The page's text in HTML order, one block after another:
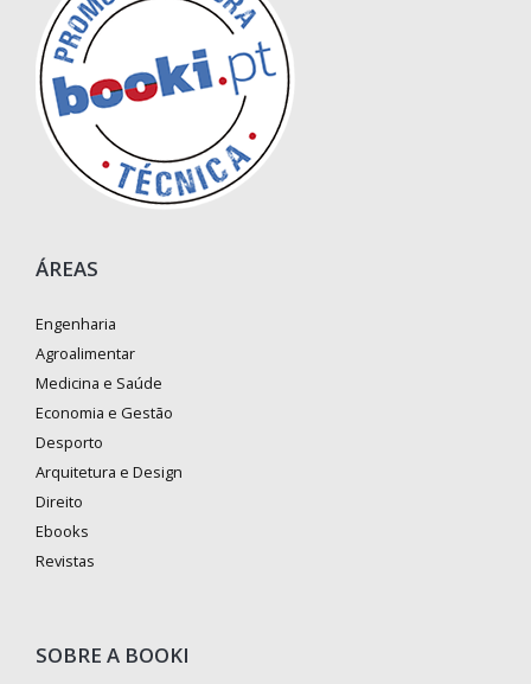
ÁREAS
Engenharia
Agroalimentar
Medicina e Saúde
Economia e Gestão
Desporto
Arquitetura e Design
Direito
Ebooks
Revistas
SOBRE A BOOKI